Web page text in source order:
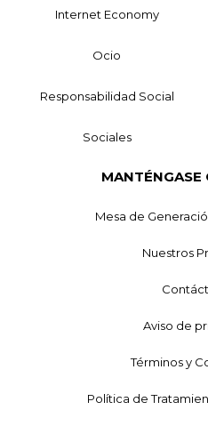
Internet Economy
Ocio
Responsabilidad Social
Sociales
MANTÉNGASE
Mesa de
Nuestros
Aviso de
Términos y
Política de